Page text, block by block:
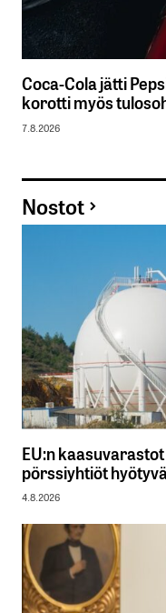
Coca-Cola jätti
korotti myös
7.8.2026
Nostot
EU:n
pörssiyhtiöt
4.8.2026